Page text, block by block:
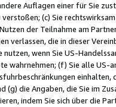
Auflagen einer für Sie
(c) Sie
der Teilnahme am
verlassen, die in dieser
wenn Sie US-
wahrnehmen; (f) Sie alle
(g) die Angaben, die Sie im
indem Sie sich über die